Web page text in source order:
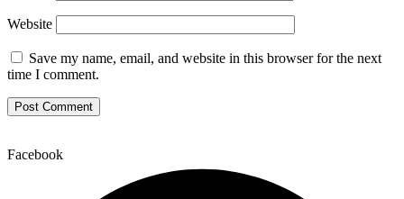
Website
Save my name, email, and website in this browser for the next
time I comment.
Facebook